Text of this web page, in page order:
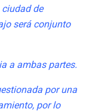
de
será conjunto
a ambas partes.
por una
por lo